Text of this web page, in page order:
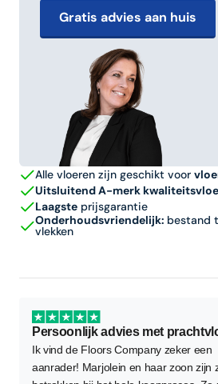
Gratis advies aan huis
Alle vloeren zijn geschikt voor
Uitsluitend A-merk
Laagste prijsgarantie
Onderhoudsvriendelijk: bestand
vlekken
Ik vind de Floors Company zeker een
aanrader! Marjolein en haar zoon zijn